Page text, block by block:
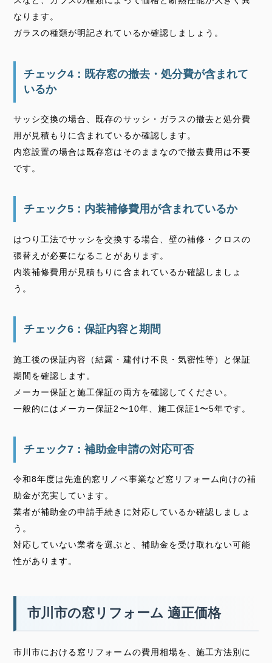
なります。
ガラスの種類が明記されているか確認しましょう。
チェック4：既存窓の撤去・処分費が含まれて
いるか
サッシ交換の場合、既存のサッシ・ガラスの撤去と処分費
用が見積もりに含まれているか確認します。
内窓設置の場合は既存窓はそのままなので撤去費用は不要
です。
チェック5：内装補修費用が含まれているか
はつり工法でサッシを交換する場合、壁の補修・クロスの
張替えが必要になることがあります。
内装補修費用が見積もりに含まれているか確認しましょ
う。
チェック6：保証内容と期間
施工後の保証内容（結露・建付け不良・気密性等）と保証
期間を確認します。
メーカー保証と施工保証の両方を確認してください。
一般的にはメーカー保証2〜10年、施工保証1〜5年です。
チェック7：補助金申請の対応可否
令和8年度は先進的窓リノベ事業など窓リフォーム向けの補
助金が充実しています。
業者が補助金の申請手続きに対応しているか確認しましょ
う。
対応していない業者を選ぶと、補助金を受け取れない可能
性があります。
市川市の窓リフォーム 適正価格
市川市における窓リフォームの費用相場を、施工方法別に